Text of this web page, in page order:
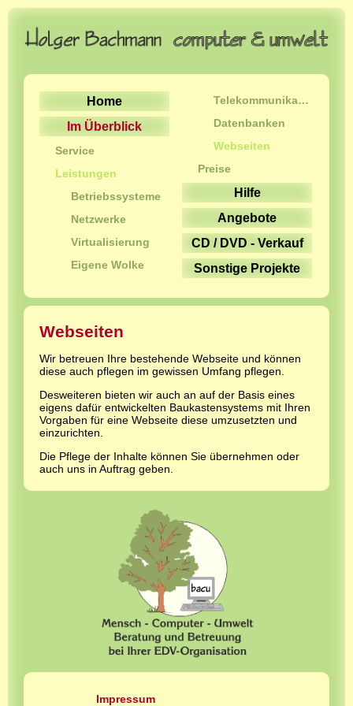
Home
Im Überblick
Service
Leistungen
Betriebssysteme
Netzwerke
Virtualisierung
Eigene Wolke
Telekommunikation
Datenbanken
Webseiten
Preise
Hilfe
Angebote
CD / DVD - Verkauf
Sonstige Projekte
Webseiten
Wir betreuen Ihre bestehende Webseite und können
diese auch pflegen im gewissen Umfang pflegen.
Desweiteren bieten wir auch an auf der Basis eines
eigens dafür entwickelten Baukastensystems mit Ihren
Vorgaben für eine Webseite diese umzusetzten und
einzurichten.
Die Pflege der Inhalte können Sie übernehmen oder
auch uns in Auftrag geben.
Impressum